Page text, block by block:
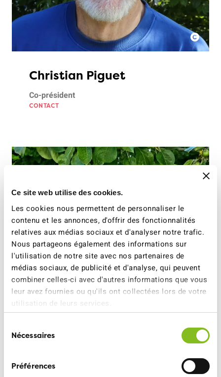
Ce site web utilise des cookies.
Les cookies nous permettent de personnaliser le
contenu et les annonces, d'offrir des fonctionnalités
relatives aux médias sociaux et d'analyser notre trafic.
Nous partageons également des informations sur
l'utilisation de notre site avec nos partenaires de
médias sociaux, de publicité et d'analyse, qui peuvent
combiner celles-ci avec d'autres informations que vous
leur avez fournies ou qu'ils ont collectées lors de votre
utilisation de leurs services.
Nécessaires
Préférences
Christian Piguet
Co-président
CONTACT
Nadège Graber